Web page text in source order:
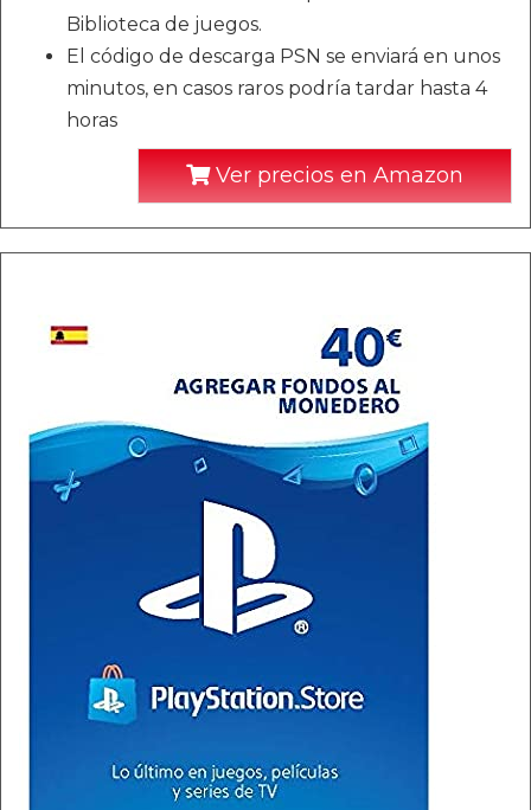
Biblioteca de juegos.
El código de descarga PSN se enviará en unos
minutos, en casos raros podría tardar hasta 4
horas
Ver precios en Amazon